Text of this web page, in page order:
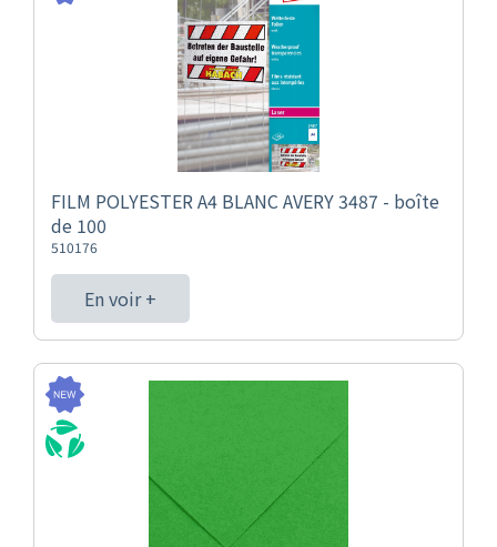
FILM POLYESTER A4 BLANC AVERY 3487 - boîte
de 100
510176
En voir +